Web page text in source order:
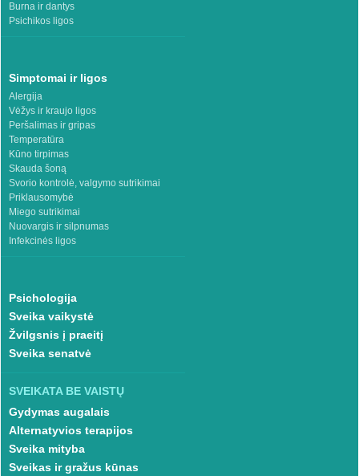
Burna ir dantys
Psichikos ligos
Simptomai ir ligos
Alergija
Vėžys ir kraujo ligos
Peršalimas ir gripas
Temperatūra
Kūno tirpimas
Skauda šoną
Svorio kontrolė, valgymo sutrikimai
Priklausomybė
Miego sutrikimai
Nuovargis ir silpnumas
Infekcinės ligos
Psichologija
Sveika vaikystė
Žvilgsnis į praeitį
Sveika senatvė
SVEIKATA BE VAISTŲ
Gydymas augalais
Alternatyvios terapijos
Sveika mityba
Sveikas ir gražus kūnas